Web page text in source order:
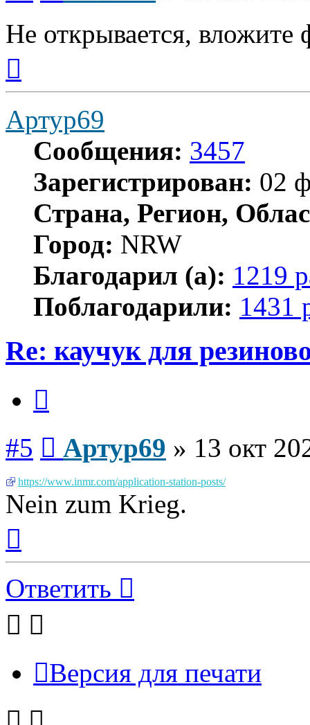
Не открывается,
началу
Артур69
Сообщения: 3457
Зарегистрирован: 02
Страна, Регион,
Город: NRW
Благодарил (а): 1219
Поблагодарили: 1431
Re: каучук для
#5 Артур69 » 13 окт
https://www.inmr.com/application-station-posts/
Nein zum Krieg.
началу
Ответить
Версия для печати